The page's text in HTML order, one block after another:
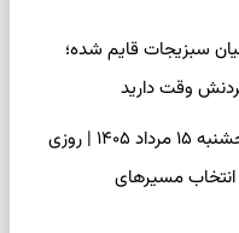
سبزیجات قایم شده؛
فال سرنوشت امروز پنجشنبه ۱۵ مرداد ۱۴۰۵ | روزی
مسیرهای